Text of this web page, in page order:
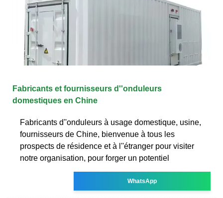
Fabricants et fournisseurs d''onduleurs
domestiques en Chine
Fabricants d''onduleurs à usage domestique, usine,
fournisseurs de Chine, bienvenue à tous les
prospects de résidence et à l''étranger pour visiter
notre organisation, pour forger un potentiel
WhatsApp